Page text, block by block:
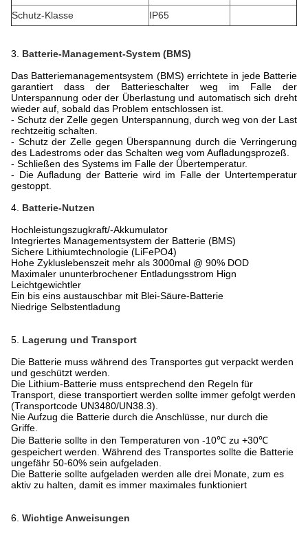
Schutz-Klasse IP65
3. Batterie-Management-System (BMS)
Das Batteriemanagementsystem (BMS) errichtete in jede Batterie
garantiert dass der Batterieschalter weg im Falle der
Unterspannung oder der Überlastung und automatisch sich dreht
wieder auf, sobald das Problem entschlossen ist.
- Schutz der Zelle gegen Unterspannung, durch weg von der Last
rechtzeitig schalten.
- Schutz der Zelle gegen Überspannung durch die Verringerung
des Ladestroms oder das Schalten weg vom Aufladungsprozeß.
- Schließen des Systems im Falle der Übertemperatur.
- Die Aufladung der Batterie wird im Falle der Untertemperatur
gestoppt.
4. Batterie-Nutzen
Hochleistungszugkraft/-Akkumulator
Integriertes Managementsystem der Batterie (BMS)
Sichere Lithiumtechnologie (LiFePO4)
Hohe Zykluslebenszeit mehr als 3000mal @ 90% DOD
Maximaler ununterbrochener Entladungsstrom Hign
Leichtgewichtler
Ein bis eins austauschbar mit Blei-Säure-Batterie
Niedrige Selbstentladung
5. Lagerung und Transport
Die Batterie muss während des Transportes gut verpackt werden
und geschützt werden.
Die Lithium-Batterie muss entsprechend den Regeln für
Transport, diese transportiert werden sollte immer gefolgt werden
(Transportcode UN3480/UN38.3).
Nie Aufzug die Batterie durch die Anschlüsse, nur durch die
Griffe.
Die Batterie sollte in den Temperaturen von -10℃ zu +30℃
gespeichert werden. Während des Transportes sollte die Batterie
ungefähr 50-60% sein aufgeladen.
Die Batterie sollte aufgeladen werden alle drei Monate, zum es
aktiv zu halten, damit es immer maximales funktioniert
6. Wichtige Anweisungen